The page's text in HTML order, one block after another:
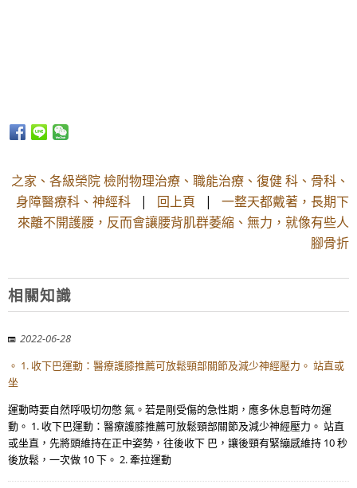
之家、各級榮院 檢附物理治療、職能治療、復健 科、骨科、
身障醫療科、神經科 | 回上頁 | 一整天都戴著，長期下
來離不開護腰，反而會讓腰背肌群萎縮、無力，就像有些人
腳骨折
相關知識
2022-06-28
。 1. 收下巴運動：醫療護膝推薦可放鬆頸部關節及減少神經壓力。 站直或
坐
運動時要自然呼吸切勿憋 氣。若是剛受傷的急性期，應多休息暫時勿運
動。 1. 收下巴運動：醫療護膝推薦可放鬆頸部關節及減少神經壓力。 站直
或坐直，先將頭維持在正中姿勢，往後收下 巴，讓後頸有緊繃感維持 10 秒
後放鬆，一次做 10 下。 2. 牽拉運動